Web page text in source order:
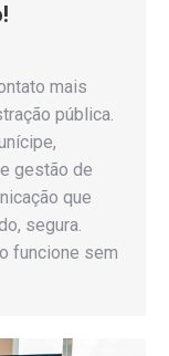
mais
pública.
gestão de
que
segura.
funcione sem